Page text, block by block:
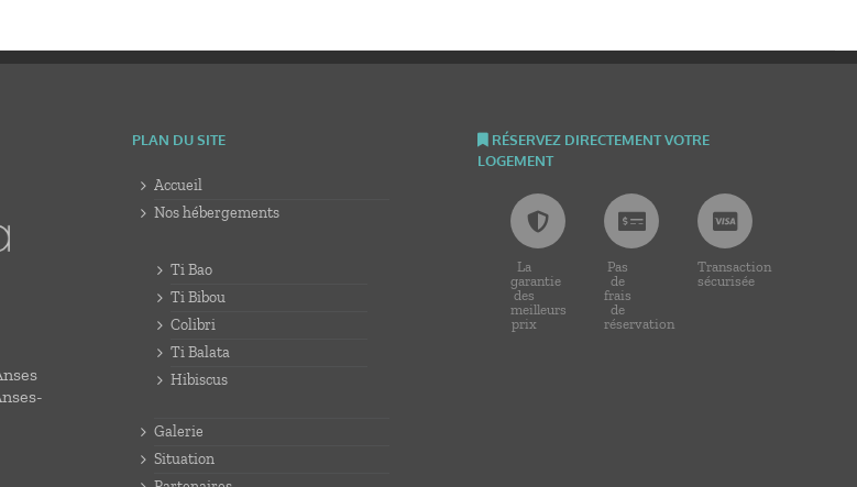
PLAN DU SITE
Accueil
Nos hébergements
Ti Bao
Ti Bibou
Colibri
Ti Balata
Hibiscus
Galerie
Situation
RÉSERVEZ DIRECTEMENT VOTRE
LOGEMENT
La
garantie
des
meilleurs
prix
Pas
de
frais
de
réservation
Transaction
sécurisée